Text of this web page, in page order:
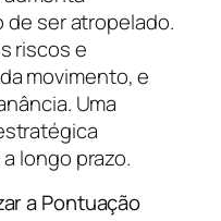
de ser atropelado.
riscos e
movimento, e
Uma
longo prazo.
a Pontuação